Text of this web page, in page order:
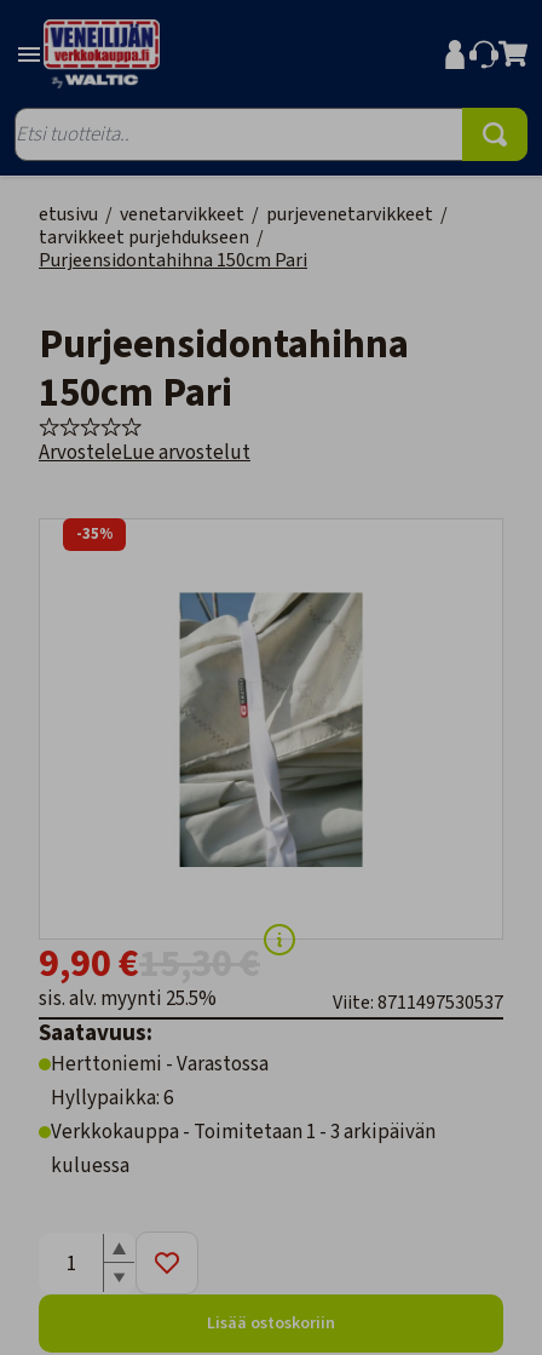
etusivu / venetarvikkeet / purjevenetarvikkeet /
tarvikkeet purjehdukseen /
Purjeensidontahihna 150cm Pari
Purjeensidontahihna
150cm Pari
ArvosteleLue arvostelut
-35%
9,90 €
sis. alv. myynti 25.5% Viite: 8711497530537
Saatavuus:
Herttoniemi - Varastossa
Hyllypaikka: 6
Verkkokauppa - Toimitetaan 1 - 3 arkipäivän
kuluessa
Lisää ostoskoriin